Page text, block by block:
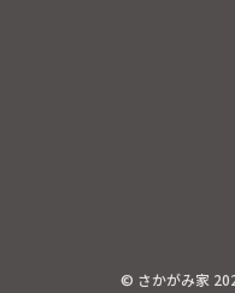
© さかがみ家